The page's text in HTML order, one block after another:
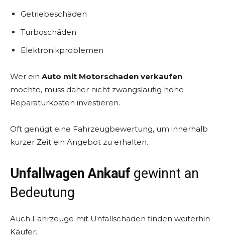
Getriebeschäden
Turboschäden
Elektronikproblemen
Wer ein Auto mit Motorschaden verkaufen
möchte, muss daher nicht zwangsläufig hohe
Reparaturkosten investieren.
Oft genügt eine Fahrzeugbewertung, um innerhalb
kurzer Zeit ein Angebot zu erhalten.
Unfallwagen Ankauf gewinnt an
Bedeutung
Auch Fahrzeuge mit Unfallschäden finden weiterhin
Käufer.